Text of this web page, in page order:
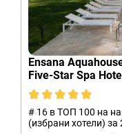
Ensana
Five-Star Spa
2025
# 16 в ТОП 100 на
(избрани хотели) за